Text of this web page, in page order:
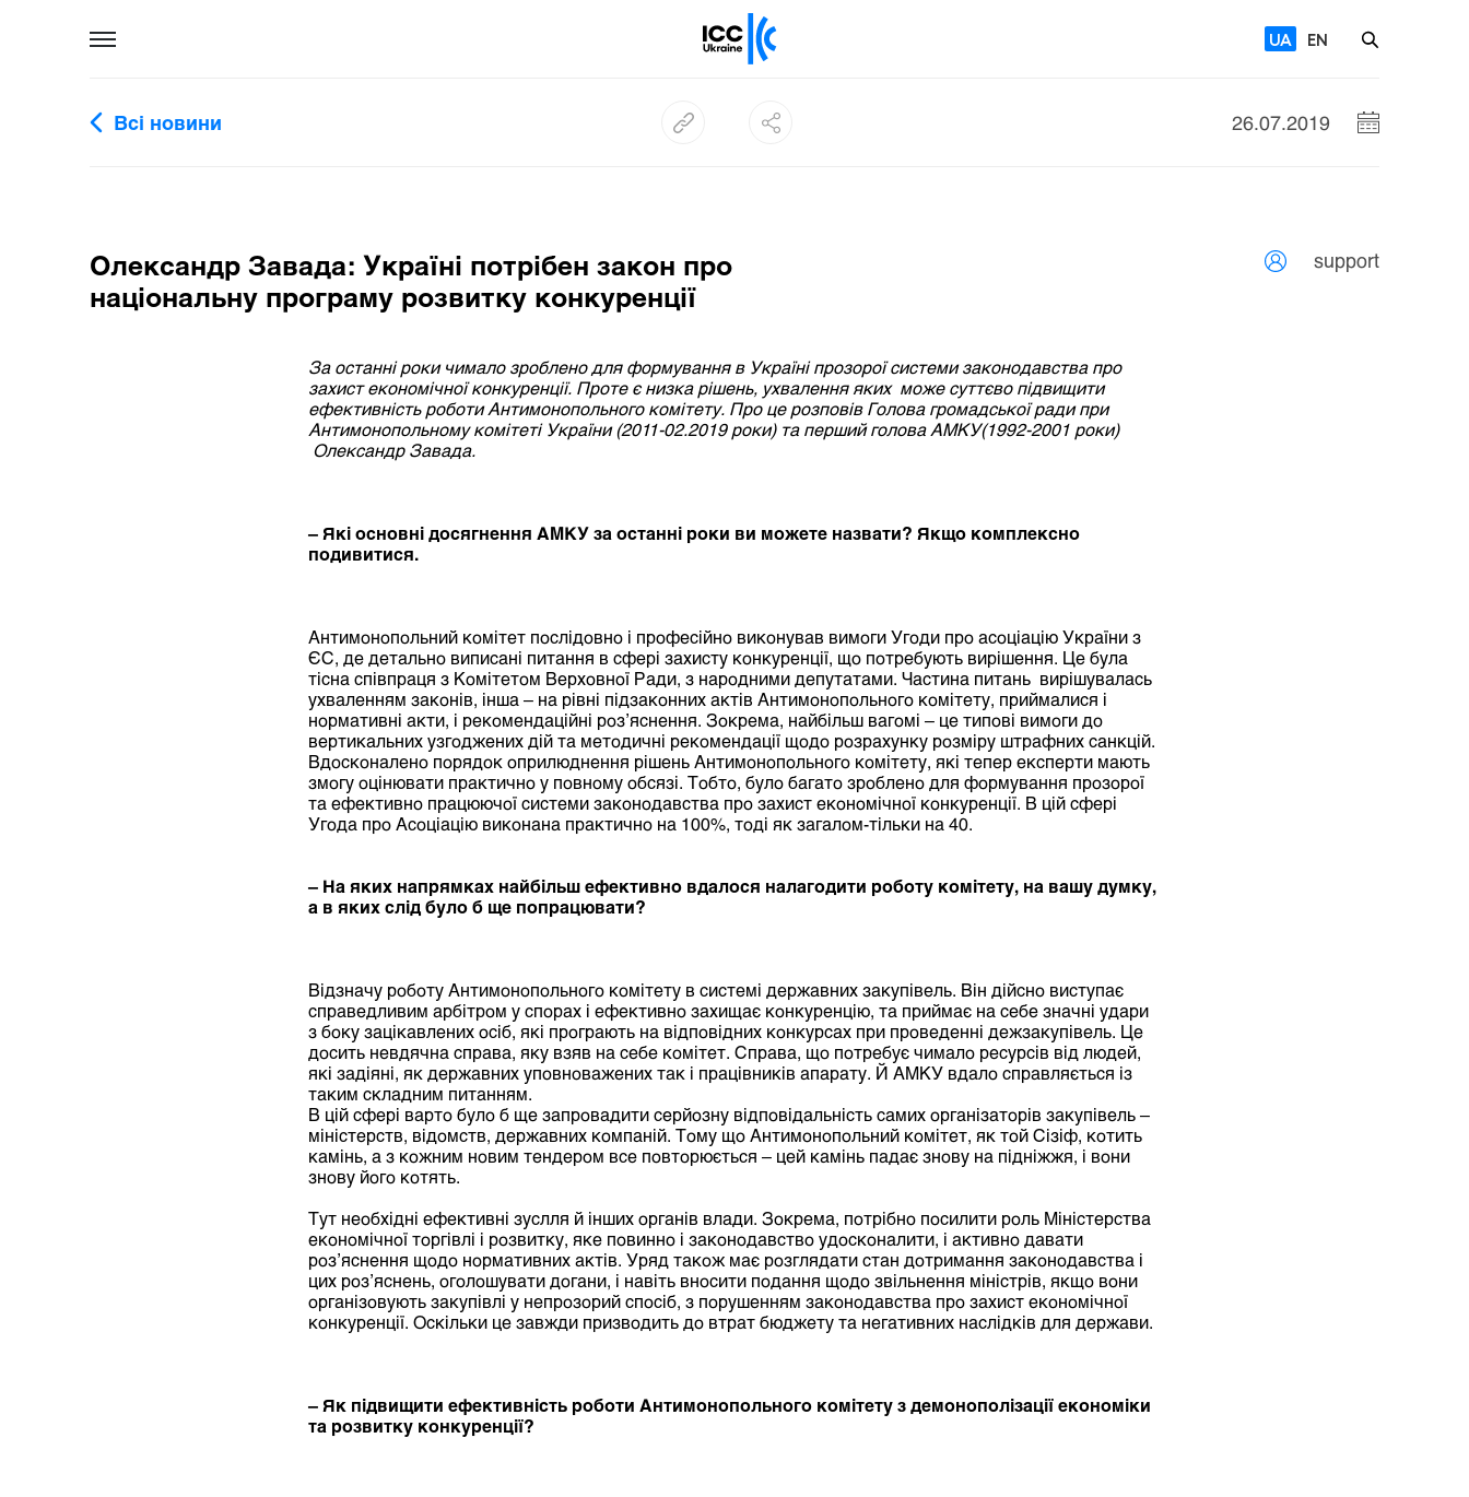
UA EN
Всі новини 26.07.2019
Олександр Завада: Україні потрібен закон про
національну програму розвитку конкуренції
support
За останні роки чимало зроблено для формування в Україні прозорої системи законодавства про
захист економічної конкуренції. Проте є низка рішень, ухвалення яких може суттєво підвищити
ефективність роботи Антимонопольного комітету. Про це розповів Голова громадської ради при
Антимонопольному комітеті України(2011-02.2019 роки)та перший голова АМКУ(1992-2001 роки)
Олександр Завада.
– Які основні досягнення АМКУ за останні роки ви можете назвати? Якщо комплексно
подивитися.
Антимонопольний комітет послідовно і професійно виконував вимоги Угоди про асоціацію України з
ЄС, де детально виписані питання в сфері захисту конкуренції, що потребують вирішення. Це була
тісна співпраця з Комітетом Верховної Ради, з народними депутатами. Частина питань вирішувалась
ухваленням законів, інша – на рівні підзаконних актів Антимонопольного комітету, приймалися і
нормативні акти, і рекомендаційні роз’яснення. Зокрема, найбільш вагомі – це типові вимоги до
вертикальних узгоджених дій та методичні рекомендації щодо розрахунку розміру штрафних санкцій.
Вдосконалено порядок оприлюднення рішень Антимонопольного комітету, які тепер експерти мають
змогу оцінювати практично у повному обсязі. Тобто, було багато зроблено для формування прозорої
та ефективно працюючої системи законодавства про захист економічної конкуренції. В цій сфері
Угода про Асоціацію виконана практично на 100%, тоді як загалом-тільки на 40.
– На яких напрямках найбільш ефективно вдалося налагодити роботу комітету, на вашу думку,
а в яких слід було б ще попрацювати?
Відзначу роботу Антимонопольного комітету в системі державних закупівель. Він дійсно виступає
справедливим арбітром у спорах і ефективно захищає конкуренцію, та приймає на себе значні удари
з боку зацікавлених осіб, які програють на відповідних конкурсах при проведенні дежзакупівель. Це
досить невдячна справа, яку взяв на себе комітет. Справа, що потребує чимало ресурсів від людей,
які задіяні, як державних уповноважених так і працівників апарату. Й АМКУ вдало справляється із
таким складним питанням.
В цій сфері варто було б ще запровадити серйозну відповідальність самих організаторів закупівель –
міністерств, відомств, державних компаній. Тому що Антимонопольний комітет, як той Сізіф, котить
камінь, а з кожним новим тендером все повторюється – цей камінь падає знову на підніжжя, і вони
знову його котять.
Тут необхідні ефективні зуслля й інших органів влади. Зокрема, потрібно посилити роль Міністерства
економічної торгівлі і розвитку, яке повинно і законодавство удосконалити, і активно давати
роз’яснення щодо нормативних актів. Уряд також має розглядати стан дотримання законодавства і
цих роз’яснень, оголошувати догани, і навіть вносити подання щодо звільнення міністрів, якщо вони
організовують закупівлі у непрозорий спосіб, з порушенням законодавства про захист економічної
конкуренції. Оскільки це завжди призводить до втрат бюджету та негативних наслідків для держави.
– Як підвищити ефективність роботи Антимонопольного комітету з демонополізації економіки
та розвитку конкуренції?